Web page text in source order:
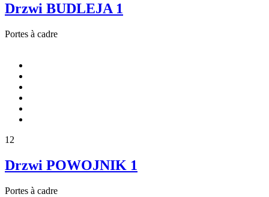
Drzwi BUDLEJA 1
Portes à cadre
12
Drzwi POWOJNIK 1
Portes à cadre